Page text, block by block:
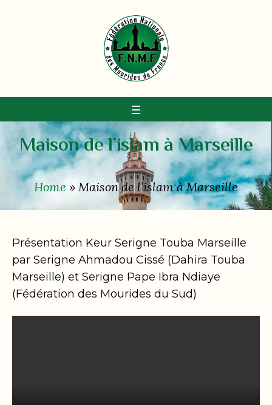
Maison de l’islam à Marseille
Home » Maison de l’islam à Marseille
Présentation Keur Serigne Touba Marseille
par Serigne Ahmadou Cissé (Dahira Touba
Marseille) et Serigne Pape Ibra Ndiaye
(Fédération des Mourides du Sud)